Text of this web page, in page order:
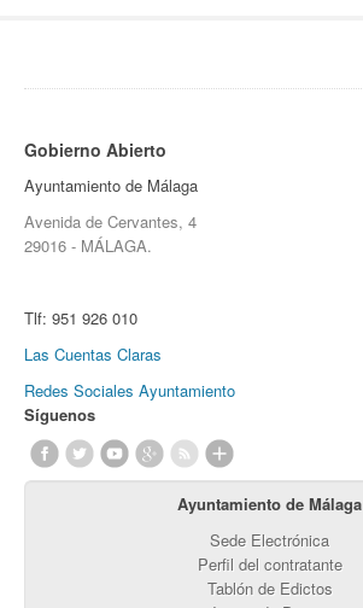
Gobierno Abierto
Ayuntamiento de Málaga
Avenida de Cervantes, 4
29016 - MÁLAGA.
Tlf: 951 926 010
Las Cuentas Claras
Redes Sociales Ayuntamiento
Síguenos
Ayuntamiento de Málaga
Sede Electrónica
Perfil del contratante
Tablón de Edictos